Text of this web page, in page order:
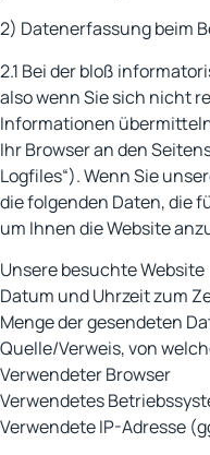
2) Datenerfassung beim
2.1 Bei der bloß
also wenn Sie sich nicht
Informationen
Ihr Browser an den
Logfiles“). Wenn Sie
die folgenden Daten, die
um Ihnen die Website
Unsere besuchte Website
Datum und Uhrzeit zum
Menge der gesendeten
Quelle/Verweis, von
Verwendeter Browser
Verwendetes
Verwendete IP-Adresse